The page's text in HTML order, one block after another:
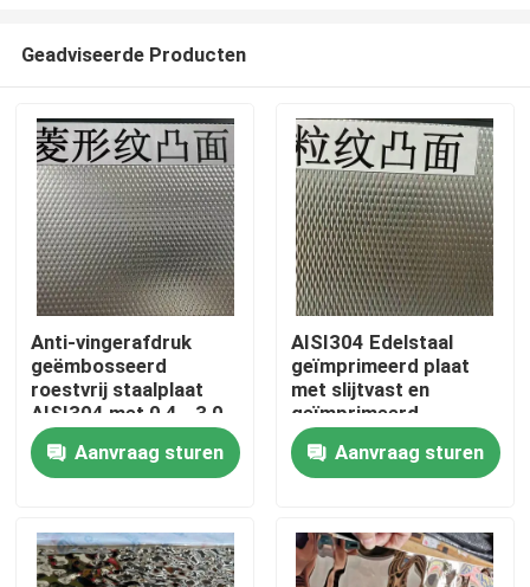
Producten
Geadviseerde Producten
Anti-vingerafdruk
geëmbosseerd
roestvrij staalplaat
AISI304 met 0,4 - 3,0
mm dikte voor
architecturale
toepassingen
Aanvraag sturen
AISI304 Edelstaal
geïmprimeerd plaat
met slijtvast en
geïmprimeerd
oppervlak voor
decoratieve
toepassingen
Aanvraag sturen